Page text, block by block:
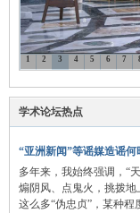
主
1 2 3 4 5 6 7
学术论坛热点
“亚洲新闻”等谣媒造谣何
多年来，我始终强调，“
煽阴风、点鬼火，挑拨
这么多“伪忠贞”，某种程